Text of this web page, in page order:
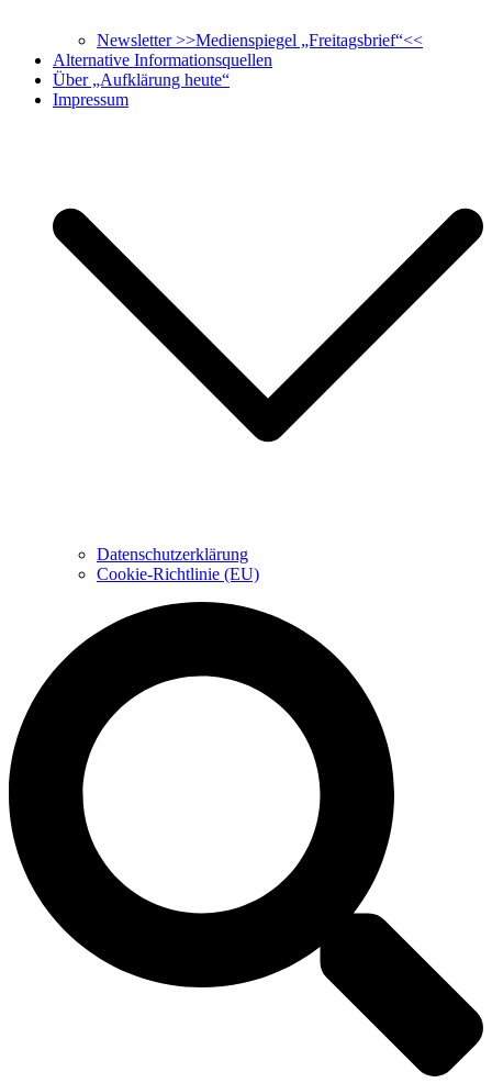
Newsletter >>Medienspiegel „Freitagsbrief“<<
Alternative Informationsquellen
Über „Aufklärung heute“
Impressum
Datenschutzerklärung
Cookie-Richtlinie (EU)